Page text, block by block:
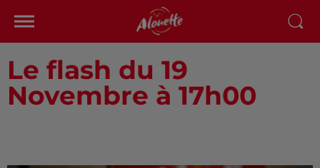
Le flash du 19
Novembre à 17h00